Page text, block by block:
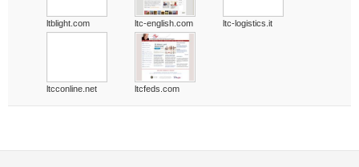
ltblight.com ltc-english.com ltc-logistics.it
ltcconline.net ltcfeds.com